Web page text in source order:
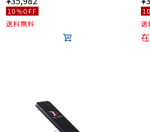
10％OFF
送料無料 送